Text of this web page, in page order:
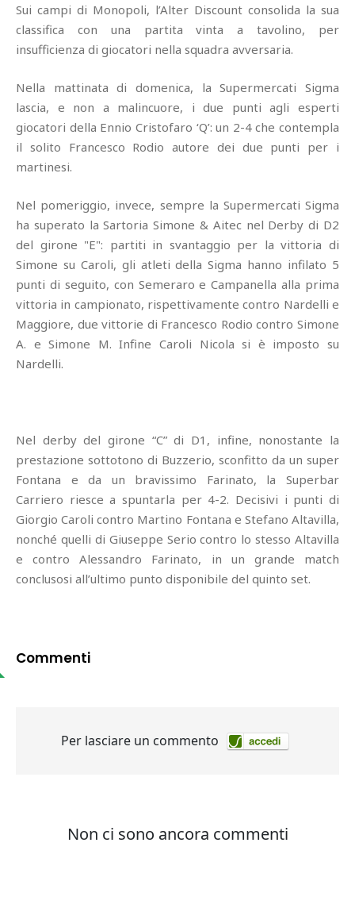
Sui campi di Monopoli, l’Alter Discount consolida la sua
classifica con una partita vinta a tavolino, per
insufficienza di giocatori nella squadra avversaria.
Nella mattinata di domenica, la Supermercati Sigma
lascia, e non a malincuore, i due punti agli esperti
giocatori della Ennio Cristofaro ‘Q’: un 2-4 che contempla
il solito Francesco Rodio autore dei due punti per i
martinesi.
Nel pomeriggio, invece, sempre la Supermercati Sigma
ha superato la Sartoria Simone & Aitec nel Derby di D2
del girone "E": partiti in svantaggio per la vittoria di
Simone su Caroli, gli atleti della Sigma hanno infilato 5
punti di seguito, con Semeraro e Campanella alla prima
vittoria in campionato, rispettivamente contro Nardelli e
Maggiore, due vittorie di Francesco Rodio contro Simone
A. e Simone M. Infine Caroli Nicola si è imposto su
Nardelli.
Nel derby del girone “C” di D1, infine, nonostante la
prestazione sottotono di Buzzerio, sconfitto da un super
Fontana e da un bravissimo Farinato, la Superbar
Carriero riesce a spuntarla per 4-2. Decisivi i punti di
Giorgio Caroli contro Martino Fontana e Stefano Altavilla,
nonché quelli di Giuseppe Serio contro lo stesso Altavilla
e contro Alessandro Farinato, in un grande match
conclusosi all’ultimo punto disponibile del quinto set.
Commenti